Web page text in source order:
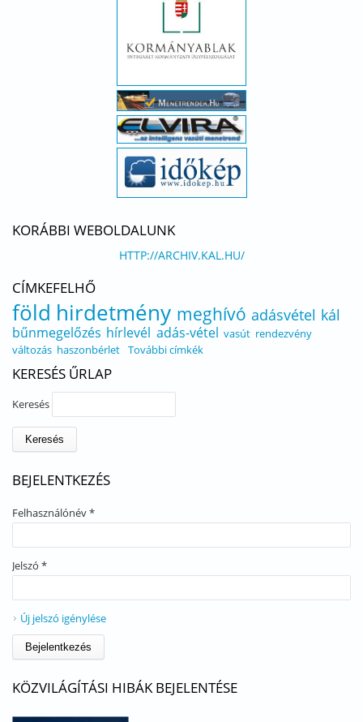
KORÁBBI WEBOLDALUNK
HTTP://ARCHIV.KAL.HU/
CÍMKEFELHŐ
föld hirdetmény meghívó adásvétel kál
bűnmegelőzés hírlevél adás-vétel vasút rendezvény
változás haszonbérlet További címkék
KERESÉS ŰRLAP
Keresés
BEJELENTKEZÉS
Felhasználónév*
Jelszó *
Új jelszó igénylése
KÖZVILÁGÍTÁSI HIBÁK BEJELENTÉSE